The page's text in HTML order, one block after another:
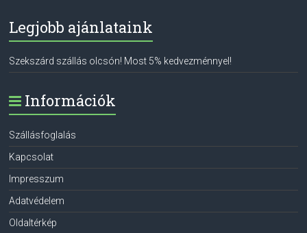
Legjobb ajánlataink
Szekszárd szállás olcsón! Most 5% kedvezménnyel!
Információk
Szállásfoglalás
Kapcsolat
Impresszum
Adatvédelem
Oldaltérkép